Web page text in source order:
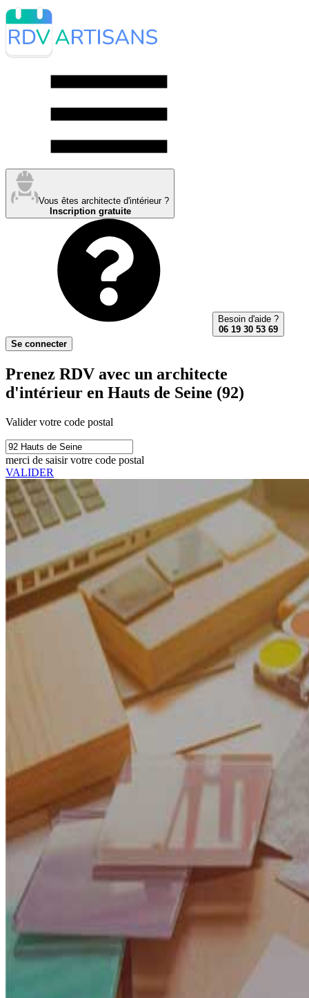
Vous êtes architecte d'intérieur ?
Inscription gratuite
Besoin d'aide ?
06 19 30 53 69
Se connecter
Prenez RDV avec un architecte
d'intérieur en Hauts de Seine (92)
Valider votre code postal
merci de saisir votre code postal
VALIDER